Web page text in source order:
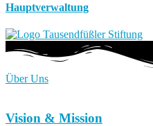
Hauptverwaltung
Über Uns
Vision & Mission